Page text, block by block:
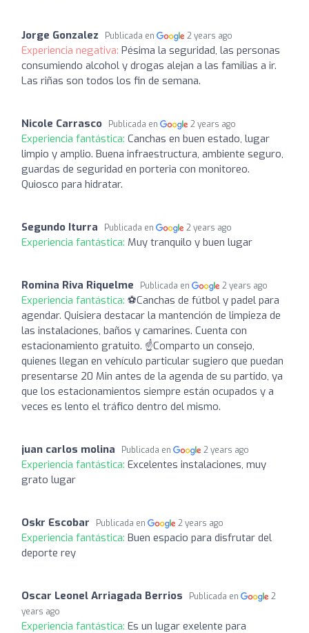
Jorge Gonzalez Publicada en 2 years ago
Experiencia negativa: Pésima la seguridad, las personas
consumiendo alcohol y drogas alejan a las familias a ir.
Las riñas son todos los fin de semana.
Nicole Carrasco Publicada en 2 years ago
Experiencia fantástica: Canchas en buen estado, lugar
limpio y amplio. Buena infraestructura, ambiente seguro,
guardas de seguridad en porteria con monitoreo.
Quiosco para hidratar.
Segundo Iturra Publicada en 2 years ago
Experiencia fantástica: Muy tranquilo y buen lugar
Romina Riva Riquelme Publicada en 2 years ago
Experiencia fantástica: ⚽Canchas de fútbol y padel para
agendar. Quisiera destacar la mantención de limpieza de
las instalaciones, baños y camarines. Cuenta con
estacionamiento gratuito. ☝️Comparto un consejo,
quienes llegan en vehículo particular sugiero que puedan
presentarse 20 Min antes de la agenda de su partido, ya
que los estacionamientos siempre están ocupados y a
veces es lento el tráfico dentro del mismo.
juan carlos molina Publicada en 2 years ago
Experiencia fantástica: Excelentes instalaciones, muy
grato lugar
Oskr Escobar Publicada en 2 years ago
Experiencia fantástica: Buen espacio para disfrutar del
deporte rey
Oscar Leonel Arriagada Berrios Publicada en
2
years ago
Experiencia fantástica: Es un lugar exelente para